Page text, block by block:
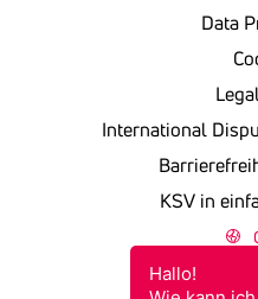
Data
International
KSV in
Hallo!